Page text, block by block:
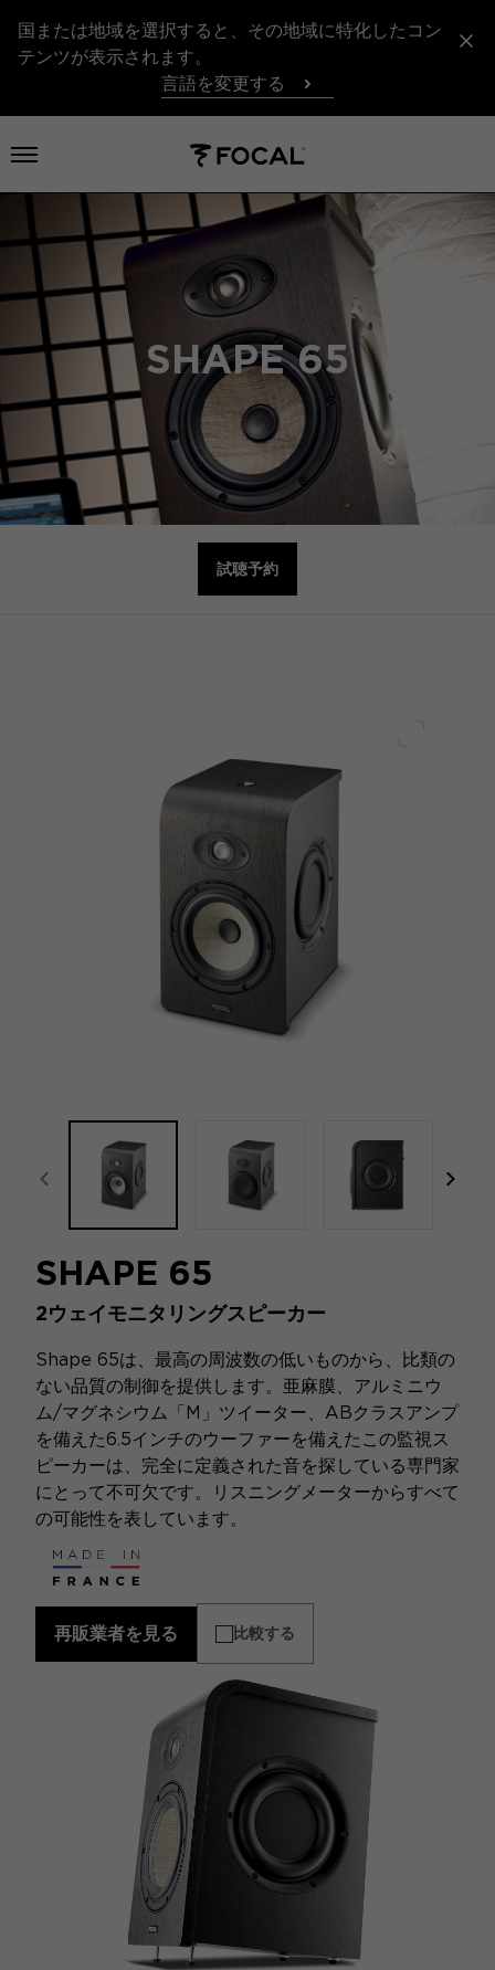
国または地域を選択すると、その地域に特化したコン
テンツが表示されます。
言語を変更する
メニューを開く
SHAPE 65
試聴予約
focal-naim-frontent::misc.prev_label
SHAPE 65
2ウェイモニタリングスピーカー
Shape 65は、最高の周波数の低いものから、比類の
ない品質の制御を提供します。亜麻膜、アルミニウ
ム/マグネシウム「M」ツイーター、ABクラスアンプ
を備えた6.5インチのウーファーを備えたこの監視ス
ピーカーは、完全に定義された音を探している専門家
にとって不可欠です。リスニングメーターからすべて
の可能性を表しています。
再販業者を見る 比較する